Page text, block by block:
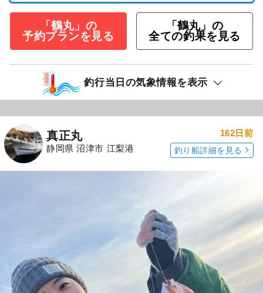
「鶴丸」の
予約プランを見る
「鶴丸」の
全ての釣果を見る
釣行当日の気象情報を表示
真正丸
静岡県 沼津市 江梨港
162日前
釣り船詳細を見る